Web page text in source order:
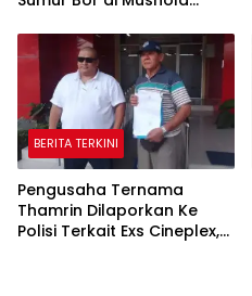
BERITA TERKINI
Pengusaha Ternama
Thamrin Dilaporkan Ke
Polisi Terkait Exs Cineplex,